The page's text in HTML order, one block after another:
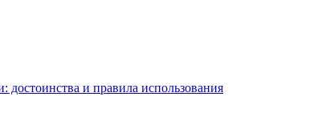
достоинства и правила использования